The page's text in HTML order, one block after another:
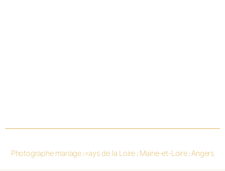
Photographe mariage / Pays de la Loire / Maine-et-Loire/Angers